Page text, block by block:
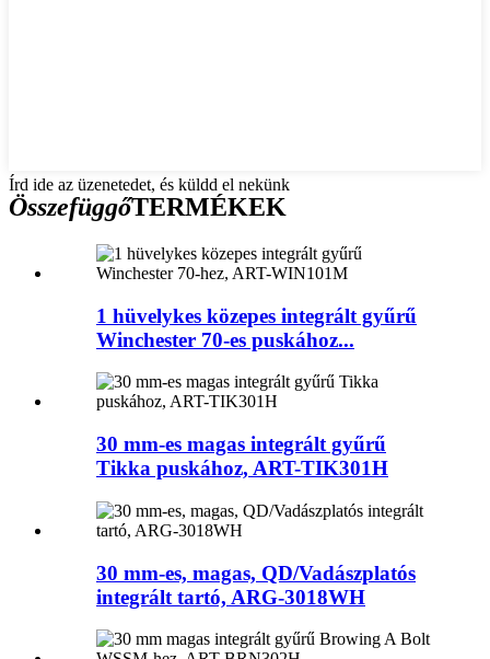
Írd ide az üzenetedet, és küldd el nekünk
ÖsszefüggőTERMÉKEK
1 hüvelykes közepes integrált gyűrű
Winchester 70-es puskához...
30 mm-es magas integrált gyűrű
Tikka puskához, ART-TIK301H
30 mm-es, magas, QD/Vadászplatós
integrált tartó, ARG-3018WH